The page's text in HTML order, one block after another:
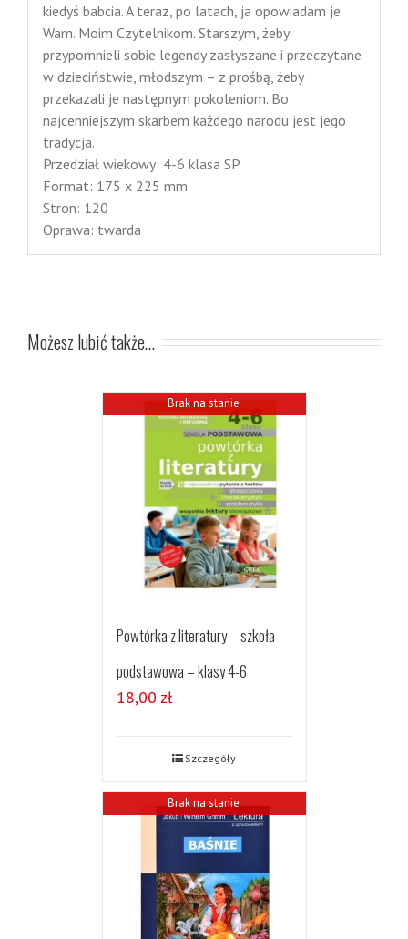
kiedyś babcia. A teraz, po latach, ja opowiadam je
Wam. Moim Czytelnikom. Starszym, żeby
przypomnieli sobie legendy zasłyszane i przeczytane
w dzieciństwie, młodszym – z prośbą, żeby
przekazali je następnym pokoleniom. Bo
najcenniejszym skarbem każdego narodu jest jego
tradycja.
Przedział wiekowy: 4-6 klasa SP
Format: 175 x 225 mm
Stron: 120
Oprawa: twarda
Możesz lubić także…
Brak na stanie
Powtórka z literatury – szkoła
podstawowa – klasy 4-6
18,00 zł
Szczegóły
Brak na stanie